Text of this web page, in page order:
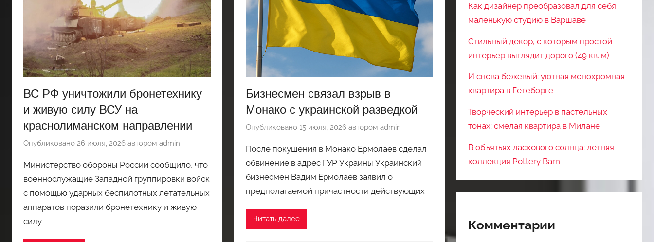
ВС РФ уничтожили бронетехнику
и живую силу ВСУ на
краснолиманском направлении
Опубликовано 26 июля, 2026 автором admin
Министерство обороны России сообщило, что
военнослужащие Западной группировки войск
с помощью ударных беспилотных летательных
аппаратов поразили бронетехнику и живую
силу
Бизнесмен связал взрыв в
Монако с украинской разведкой
Опубликовано15 июля, 2026 авторомadmin
После покушения в Монако Ермолаев сделал
обвинение в адрес ГУР Украины Украинский
бизнесмен Вадим Ермолаев заявил о
предполагаемой причастности действующих
Читать далее
Как дизайнер преобразовал для себя
маленькую студию в Варшаве
Стильный декор, с которым простой
интерьер выглядит дорого (49 кв. м)
И снова бежевый: уютная монохромная
квартира в Гетеборге
Творческий интерьер в пастельных
тонах: смелая квартира в Милане
В объятьях ласкового солнца: летняя
коллекция Pottery Barn
Комментарии